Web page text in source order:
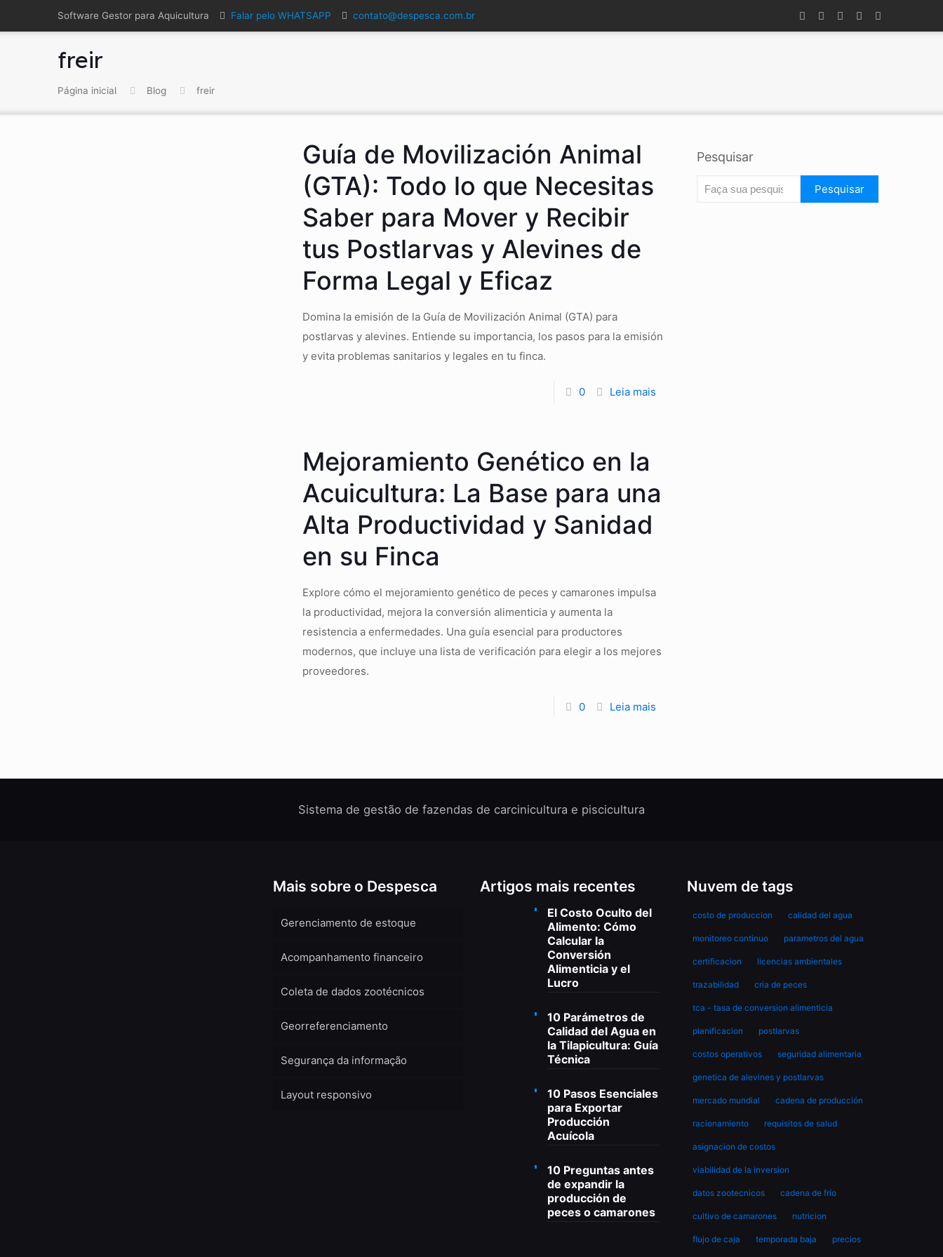
Software Gestor para Aquicultura Falar pelo WHATSAPP contato@despesca.com.br
freir
Página inicial Blog freir
Guía de Movilización Animal
(GTA): Todo lo que Necesitas
Saber para Mover y Recibir
tus Postlarvas y Alevines de
Forma Legal y Eficaz
Domina la emisión de la Guía de Movilización Animal (GTA) para
postlarvas y alevines. Entiende su importancia, los pasos para la emisión
y evita problemas sanitarios y legales en tu finca.
0 Leia mais
Mejoramiento Genético en la
Acuicultura: La Base para una
Alta Productividad y Sanidad
en su Finca
Explore cómo el mejoramiento genético de peces y camarones impulsa
la productividad, mejora la conversión alimenticia y aumenta la
resistencia a enfermedades. Una guía esencial para productores
modernos, que incluye una lista de verificación para elegir a los mejores
proveedores.
0 Leia mais
Pesquisar
Pesquisar
Sistema de gestão de fazendas de carcinicultura e piscicultura
Mais sobre o Despesca
Gerenciamento de estoque
Acompanhamento financeiro
Coleta de dados zootécnicos
Georreferenciamento
Segurança da informação
Layout responsivo
Artigos mais recentes
El Costo Oculto del
Alimento: Cómo
Calcular la
Conversión
Alimenticia y el
Lucro
10 Parámetros de
Calidad del Agua en
la Tilapicultura: Guía
Técnica
10 Pasos Esenciales
para Exportar
Producción
Acuícola
10 Preguntas antes
de expandir la
producción de
peces o camarones
Nuvem de tags
costo de produccion calidad del agua
monitoreo continuo parametros del agua
certificacion licencias ambientales
trazabilidad cria de peces
tca - tasa de conversion alimenticia
planificacion postlarvas
costos operativos seguridad alimentaria
genetica de alevines y postlarvas
mercado mundial cadena de producción
racionamiento requisitos de salud
asignacion de costos
viabilidad de la inversion
datos zootecnicos cadena de frío
cultivo de camarones nutricion
flujo de caja temporada baja precios